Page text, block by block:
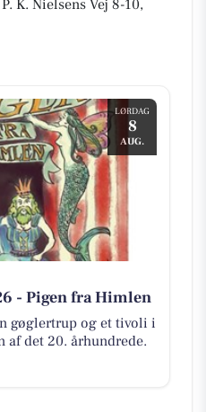
K. Nielsens Vej 8-10,
LØRDAG
8
AUG.
- Pigen fra Himlen
gøglertrup og et tivoli i
af det 20. århundrede.